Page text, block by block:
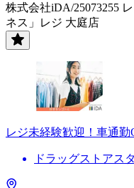
株式会社iDA/25073255
ネス」レジ 大庭店
レジ未経験歓迎！車通
ドラッグストアス